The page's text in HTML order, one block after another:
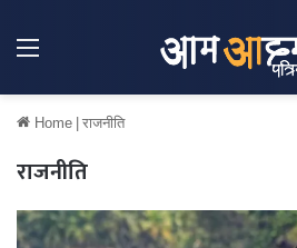
Menu
Home राजनीति
राजनीति